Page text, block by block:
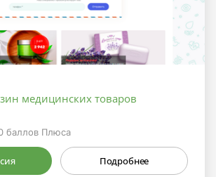
медицинских товаров
баллов Плюса
Подробнее